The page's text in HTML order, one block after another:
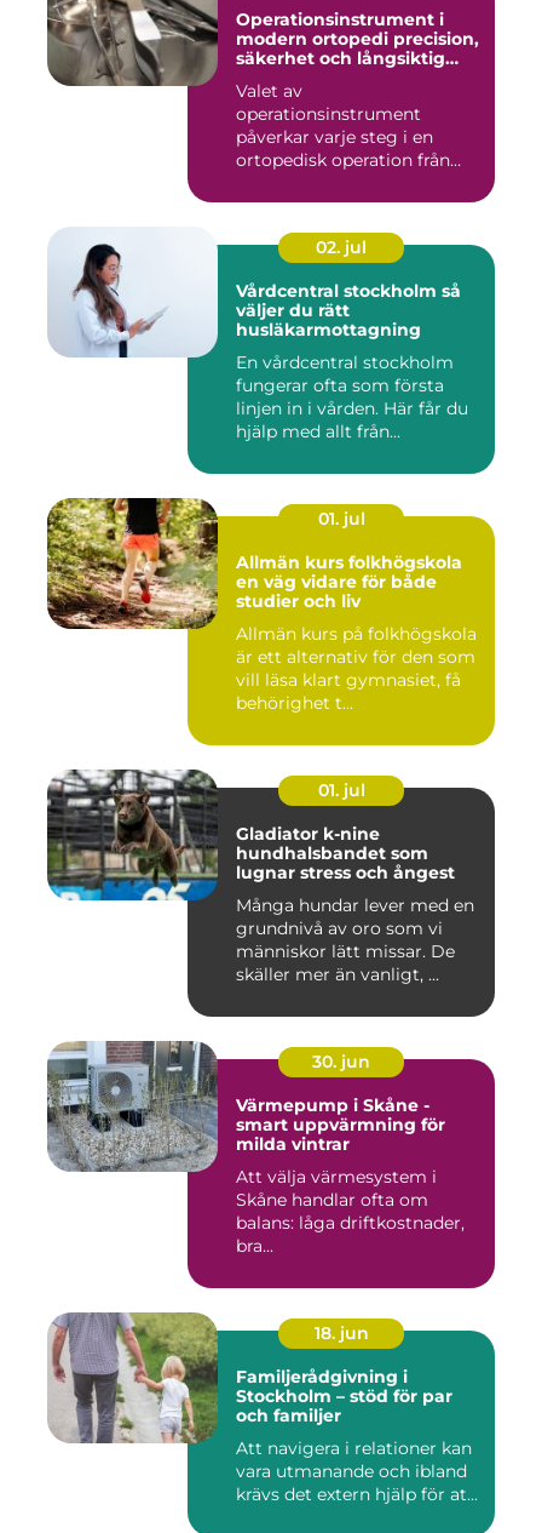
Operationsinstrument i
modern ortopedi precision,
säkerhet och långsiktig
Valet av
operationsinstrument
påverkar varje steg i en
ortopedisk operation från
02. jul
Vårdcentral stockholm så
väljer du rätt
husläkarmottagning
En vårdcentral stockholm
fungerar ofta som första
linjen in i vården. Här får du
hjälp med allt från...
01. jul
Allmän kurs folkhögskola
en väg vidare för både
studier och liv
Allmän kurs på folkhögskola
är ett alternativ för den som
vill läsa klart gymnasiet, få
behörighet t...
01. jul
Gladiator k-nine
hundhalsbandet som
lugnar stress och ångest
Många hundar lever med en
grundnivå av oro som vi
människor lätt missar. De
skäller mer än vanligt, ...
30. jun
Värmepump i Skåne -
smart uppvärmning för
milda vintrar
Att välja värmesystem i
Skåne handlar ofta om
balans: låga driftkostnader,
bra...
18. jun
Familjerådgivning i
Stockholm – stöd för par
och familjer
Att navigera i relationer kan
vara utmanande och ibland
krävs det extern hjälp för at...